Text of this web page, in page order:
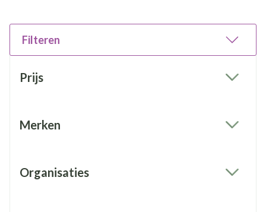
Filteren
Prijs
Merken
Organisaties